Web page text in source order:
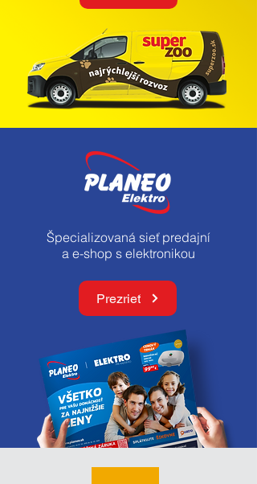
Špecializovaná sieť predajní
a e-shop s elektronikou
Prezrieť